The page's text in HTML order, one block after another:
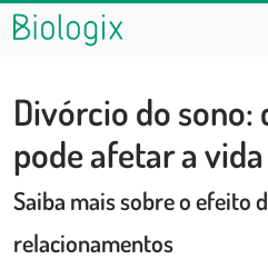
Divórcio do sono:
pode afetar a
Saiba mais sobre o efeito
relacionamentos